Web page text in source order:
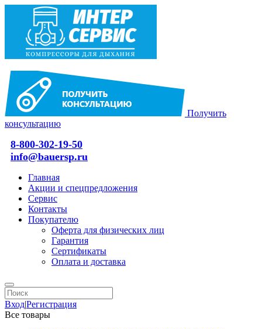
Получить
консультацию
8-800-302-19-50
info@bauersp.ru
Главная
Акции и спецпредложения
Сервис
Контакты
Покупателю
Оферта для физических лиц
Гарантия
Сертификаты
Оплата и доставка
Вход|Регистрация
Все товары